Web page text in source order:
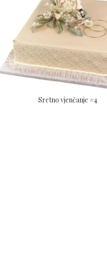
Sretno vjenčanje #4